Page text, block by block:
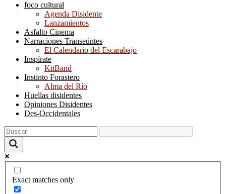
foco cultural
Agenda Disidente
Lanzamientos
Asfalto Cinema
Narraciones Transeúntes
El Calendario del Escarabajo
Inspírate
KitBand
Instinto Forastero
Alma del Río
Huellas disidentes
Opiniones Disidentes
Des-Occidentales
Exact matches only